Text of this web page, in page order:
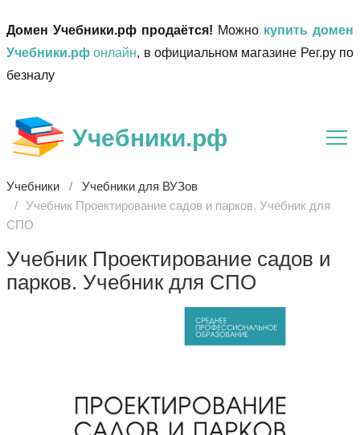
Домен Учебники.рф продаётся! Можно купить домен
Учебники.рф онлайн, в официальном магазине Рег.ру по
безналу
Учебники.рф
Учебники
Учебники для ВУЗов
Учебник Проектирование садов и парков. Учебник для
СПО
Учебник Проектирование садов и
парков. Учебник для СПО